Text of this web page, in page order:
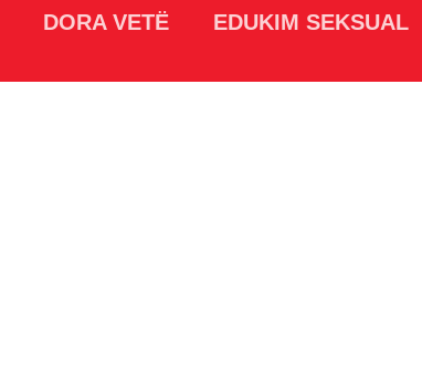
DORA VETË EDUKIM SEKSUAL